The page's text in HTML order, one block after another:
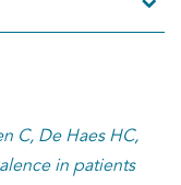
C, De Haes HC,
in patients